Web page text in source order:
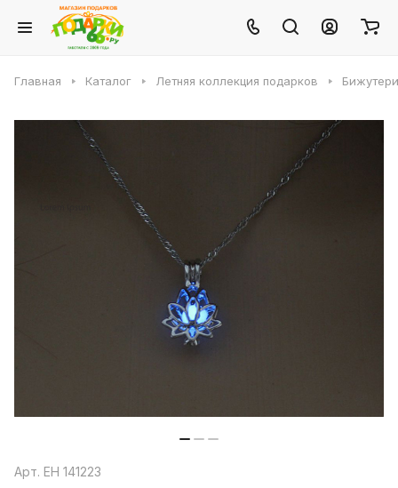
Главная Каталог Летняя коллекция подарков
Арт. EH 141223